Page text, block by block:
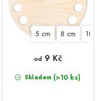
5 cm 8 cm 10 cm
Skladem (>10 ks)
od 9 Kč